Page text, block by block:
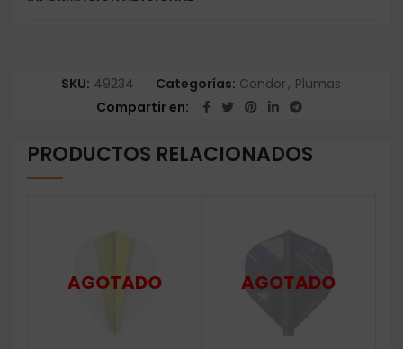
SKU: 49234 Categorías: Condor, Plumas
Compartir en
PRODUCTOS RELACIONADOS